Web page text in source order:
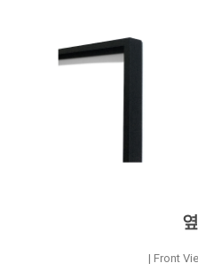
| Front